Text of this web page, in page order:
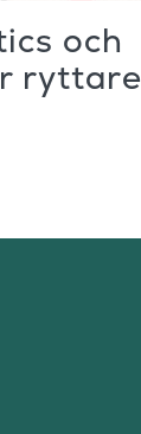
och
ryttare